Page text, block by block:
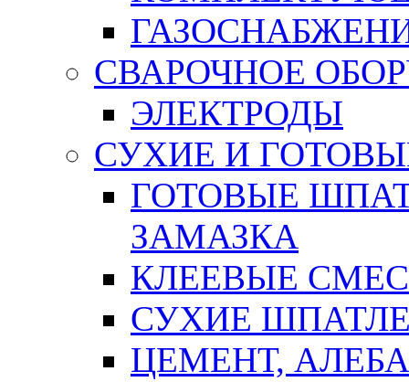
СВАРОЧНОЕ
ЭЛЕКТРОДЫ
СУХИЕ И
ГОТОВЫЕ
ЗАМАЗКА
КЛЕЕВЫЕ
СУХИЕ
ЦЕМЕНТ,